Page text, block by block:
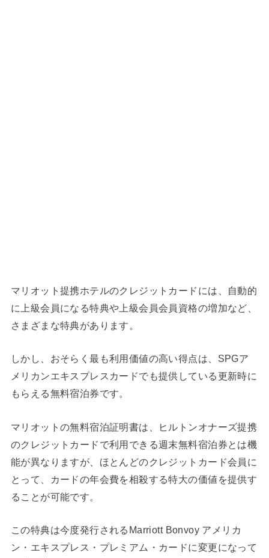
マリオット提携ホテルのクレジットカード には、自動的
に上級会員になる特典や上級会員会員資格の増加など、
さまざまな特典があります。
しかし、おそらく最も利用価値の高い得点は、SPGア
メリカンエキスプレスカードでも提供している更新時に
もらえる無料宿泊券です。
マリオットの無料宿泊証明書は、ヒルトンオナーズ提携
のクレジットカードで利用できる週末無料宿泊券とは機
能が異なりますが、ほとんどのクレジットカード会員に
とって、カードの年会費を相殺する特大の価値を提供す
ることが可能です。
この特典は今度発行されるMarriott Bonvoy アメリカ
ン・エキスプレス・プレミアム・カードに変更になって